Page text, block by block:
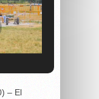
– El